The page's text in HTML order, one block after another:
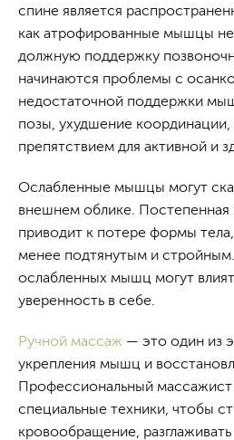
спине является
как атрофированные мышцы не
должную поддержку
начинаются проблемы с
недостаточной поддержки
позы, ухудшение координации,
препятствием для активной и
Ослабленные мышцы могут
внешнем облике. Постепенная
приводит к потере формы
менее подтянутым и
ослабленных мышц могут
уверенность в себе.
Ручной массаж — это один из
укрепления мышц и
Профессиональный массажист
специальные техники, чтобы
кровообращение,